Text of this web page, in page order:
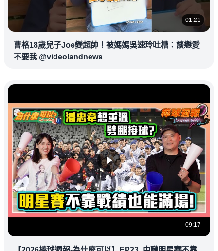
01:21
曹格18歲兒子Joe變超帥！被媽媽吳速玲吐槽：談戀愛
不要我 @videolandnews
09:17